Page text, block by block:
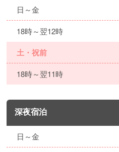
日～金
18時～翌12時
土・祝前
18時～翌11時
深夜宿泊
日～金